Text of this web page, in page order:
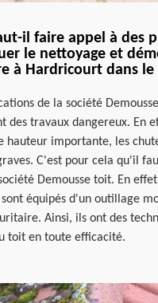
il faire appel à des
le nettoyage et
à Hardricourt dans le
de la société
des travaux dangereux. En
hauteur importante, les
C'est pour cela qu'il
Demousse toit. En
sont équipés d'un outillage
Ainsi, ils ont des
toit en toute efficacité.